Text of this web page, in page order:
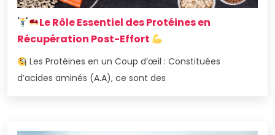
Le Rôle Essentiel des Protéines en
Récupération Post-Effort
Les Protéines en un Coup d’œil : Constituées
d’acides aminés (A.A), ce sont des